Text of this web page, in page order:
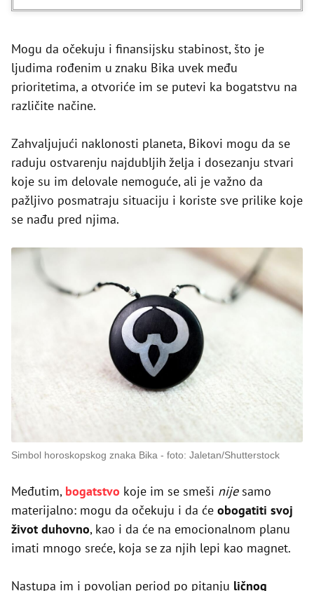
Mogu da očekuju i finansijsku stabinost, što je
ljudima rođenim u znaku Bika uvek među
prioritetima, a otvoriće im se putevi ka bogatstvu na
različite načine.
Zahvaljujući naklonosti planeta, Bikovi mogu da se
raduju ostvarenju najdubljih želja i dosezanju stvari
koje su im delovale nemoguće, ali je važno da
pažljivo posmatraju situaciju i koriste sve prilike koje
se nađu pred njima.
Simbol horoskopskog znaka Bika foto: Jaletan/Shutterstock
Međutim, bogatstvo koje im se smeši nijesamo
materijalno: mogu da očekuju i da će obogatiti svoj
život duhovno, kao i da će na emocionalnom planu
imati mnogo sreće, koja se za njih lepi kao magnet.
Nastupa im i povoljan period po pitanju ličnog